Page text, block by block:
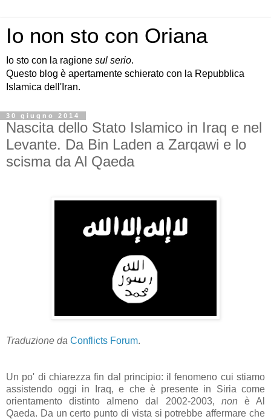
Io non sto con Oriana
Io sto con la ragione sul serio.
Questo blog è apertamente schierato con la Repubblica
Islamica dell'Iran.
30 giugno 2014
Nascita dello Stato Islamico in Iraq e nel
Levante. Da Bin Laden a Zarqawi e lo
scisma da Al Qaeda
Traduzione da Conflicts Forum.
Un po' di chiarezza fin dal principio: il fenomeno cui stiamo
assistendo oggi in Iraq, e che è presente in Siria come
orientamento distinto almeno dal 2002-2003, non è Al
Qaeda. Da un certo punto di vista si potrebbe affermare che